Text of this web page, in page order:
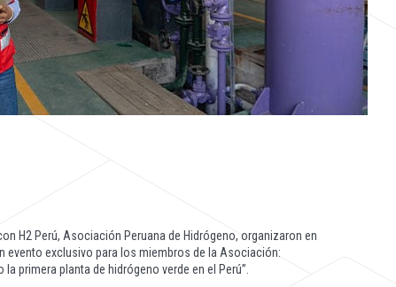
H2 Perú, Asociación Peruana de Hidrógeno, organizaron en
evento exclusivo para los miembros de la Asociación:
la primera planta de hidrógeno verde en el Perú”.